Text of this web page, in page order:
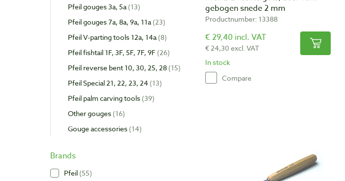
Pfeil gouges 3a, 5a 13
Pfeil gouges 7a, 8a, 9a, 11a 23
Pfeil V-parting tools 12a, 14a 8
Pfeil fishtail 1F, 3F, 5F, 7F, 9F 26
Pfeil reverse bent 10, 30, 25, 28 15
Pfeil Special 21, 22, 23, 24 13
Pfeil palm carving tools 39
Other gouges 16
Gouge accessories 14
Brands
Pfeil 55
gebogen snede 2 mm
Productnumber: 13388
€ 29,40 incl. VAT
€ 24,30 excl. VAT
In stock
Compare